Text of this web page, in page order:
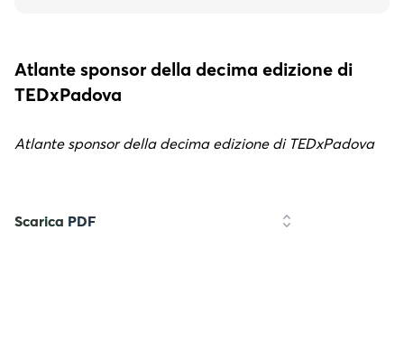
Atlante sponsor della decima edizione di
TEDxPadova
Atlante sponsor della decima edizione di TEDxPadova
Scarica PDF